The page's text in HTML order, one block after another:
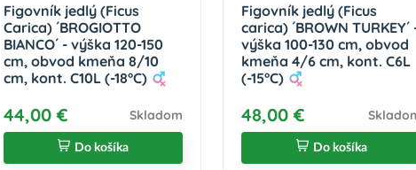
Figovník jedlý (Ficus
Carica) ´BROGIOTTO
BIANCO´ - výška 120-150
cm, obvod kmeňa 8/10
cm, kont. C10L (-18°C)
44,00 € Skladom
Do košíka
Figovník jedlý (Ficus
carica) ´BROWN TURKEY´
výška 100-130 cm, obvod
kmeňa 4/6 cm, kont. C6L
(-15°C)
48,00 €
Do košíka